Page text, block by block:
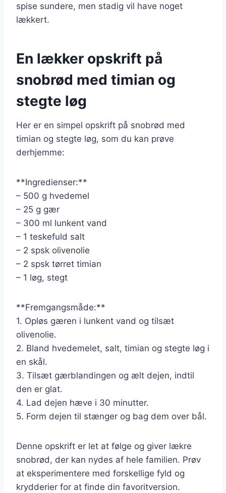
spise sundere, men stadig vil have noget
lækkert.
En lækker opskrift på
snobrød med timian og
stegte løg
Her er en simpel opskrift på snobrød med
timian og stegte løg, som du kan prøve
derhjemme:
**Ingredienser:**
– 500 g hvedemel
– 25 g gær
– 300 ml lunkent vand
– 1 teskefuld salt
– 2 spsk olivenolie
– 2 spsk tørret timian
– 1 løg, stegt
**Fremgangsmåde:**
1. Opløs gæren i lunkent vand og tilsæt
olivenolie.
2. Bland hvedemelet, salt, timian og stegte løg i
en skål.
3. Tilsæt gærblandingen og ælt dejen, indtil
den er glat.
4. Lad dejen hæve i 30 minutter.
5. Form dejen til stænger og bag dem over bål.
Denne opskrift er let at følge og giver lækre
snobrød, der kan nydes af hele familien. Prøv
at eksperimentere med forskellige fyld og
krydderier for at finde din favoritversion.